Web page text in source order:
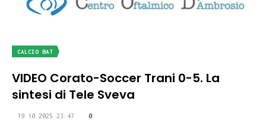
CALCIO BAT
VIDEO Corato-Soccer Trani 0-5. La
sintesi di Tele Sveva
19.10.2025 23:47 0